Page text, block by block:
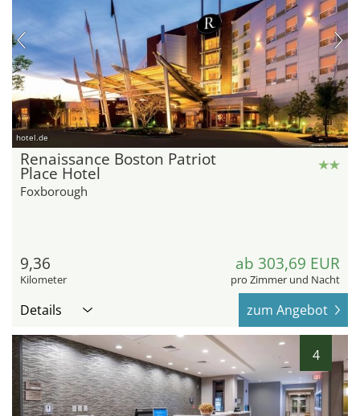
hotel.de
Renaissance Boston Patriot
Place Hotel
Foxborough
9,36
Kilometer
ab 303,69 EUR
pro Zimmer und Nacht
Details zum Angebot
4